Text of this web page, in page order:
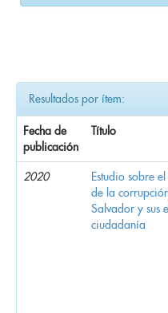
Resultados por ítem:
Fecha de
publicación
Título
2020
Estudio sobre
de la
Salvador y sus
ciudadanía